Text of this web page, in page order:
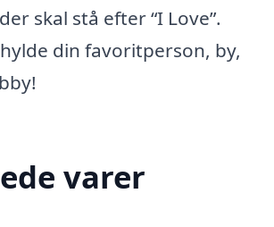
skal stå efter “I Love”.
din favoritperson, by,
varer